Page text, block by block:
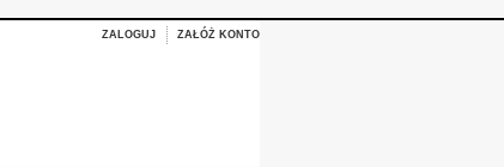
ZALOGUJ ZAŁÓŻ KONTO